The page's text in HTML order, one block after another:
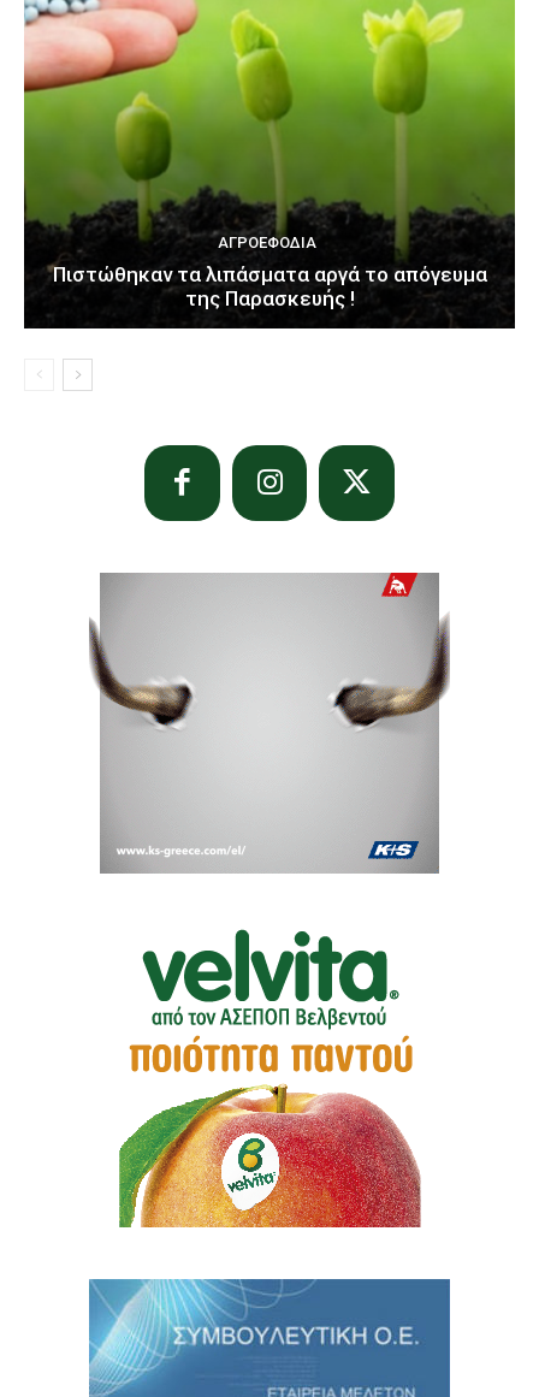
ΑΓΡΟΕΦΌΔΙΑ
Πιστώθηκαν τα λιπάσματα αργά το απόγευμα
της Παρασκευής !